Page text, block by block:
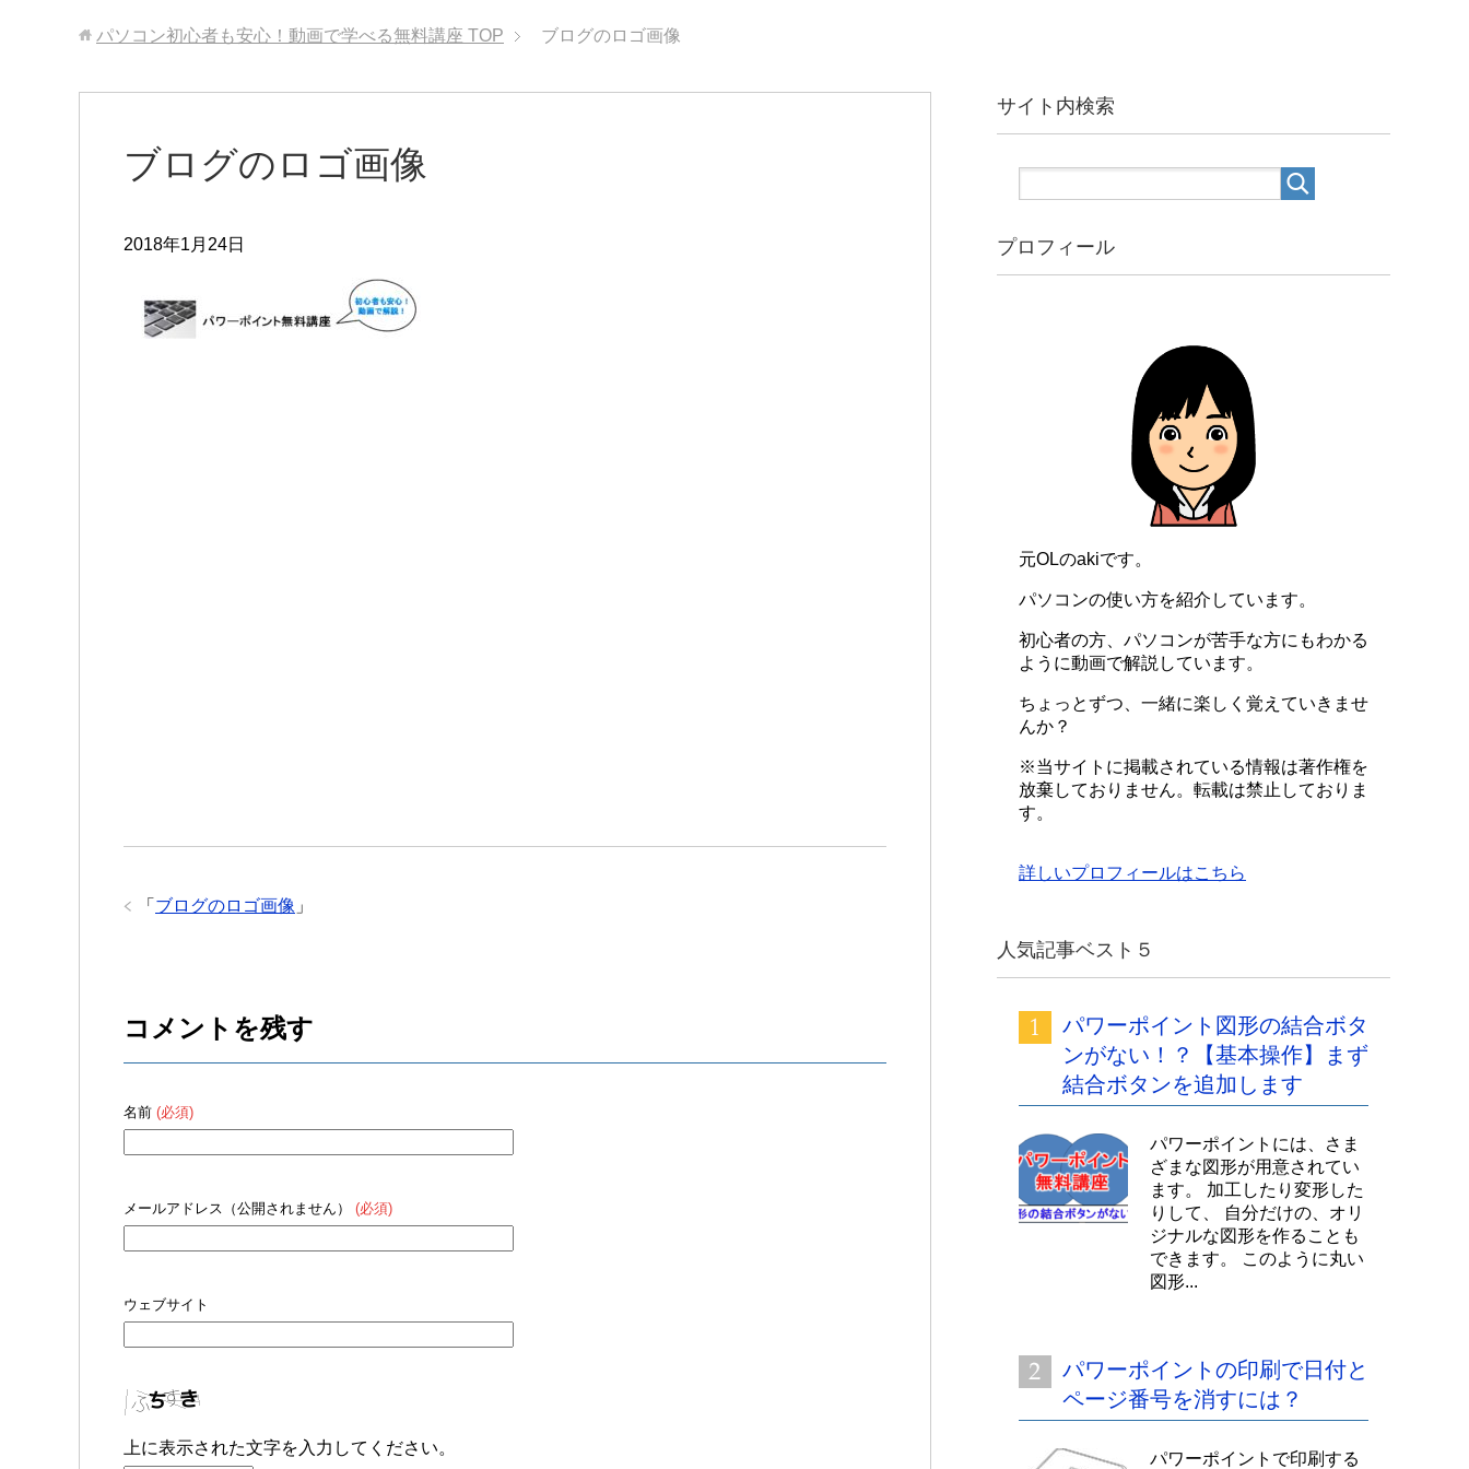
パソコン初心者も安心！動画で学べる無料講座 TOP ブログのロゴ画像
ブログのロゴ画像
2018年1月24日
「 ブログのロゴ画像 」
コメントを残す
名前 (必須)
メールアドレス（公開されません） (必須)
ウェブサイト
上に表示された文字を入力してください。
サイト内検索
プロフィール
元OLのakiです。
パソコンの使い方を紹介しています。
初心者の方、パソコンが苦手な方にもわかる
ように動画で解説しています。
ちょっとずつ、一緒に楽しく覚えていきませ
んか？
※当サイトに掲載されている情報は著作権を
放棄しておりません。転載は禁止しておりま
す。
詳しいプロフィールはこちら
人気記事ベスト５
パワーポイント図形の結合ボタ
ンがない！？【基本操作】まず
結合ボタンを追加します
パワーポイントには、さま
ざまな図形が用意されてい
ます。 加工したり変形した
りして、 自分だけの、オリ
ジナルな図形を作ることも
できます。 このように丸い
図形...
パワーポイントの印刷で日付と
ページ番号を消すには？
パワーポイントで印刷する